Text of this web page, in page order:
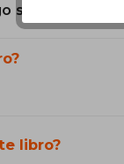
son Originales.
libro?